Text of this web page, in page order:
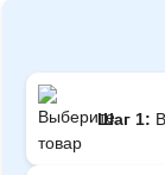
Шаг 1: